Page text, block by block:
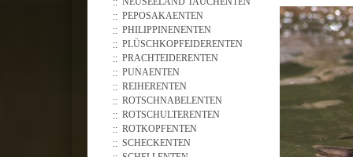
PEPOSAKAENTEN
PHILIPPINENENTEN
PLÜSCHKOPFEIDERENTEN
PRACHTEIDERENTEN
PUNAENTEN
REIHERENTEN
ROTSCHNABELENTEN
ROTSCHULTERENTEN
ROTKOPFENTEN
SCHECKENTEN